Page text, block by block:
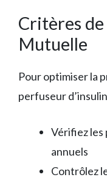
Critères de
Mutuelle
Pour optimiser la
perfuseur
Vérifiez les
annuels
Contrôlez